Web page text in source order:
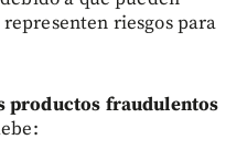
riesgos para
productos fraudulentos